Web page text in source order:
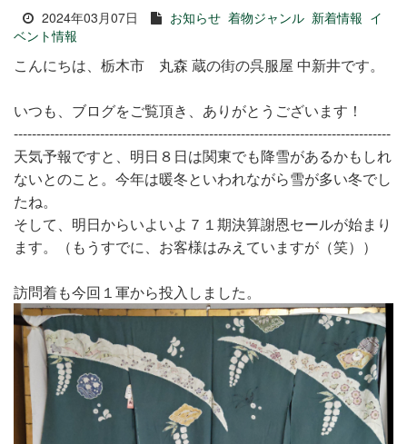
2024年03月07日 お知らせ 着物ジャンル 新着情報 イ
ベント情報
こんにちは、栃木市 丸森 蔵の街の呉服屋 中新井です。
いつも、ブログをご覧頂き、ありがとうございます！
-----------------------------------------------------------------------------------
天気予報ですと、明日８日は関東でも降雪があるかもしれ
ないとのこと。今年は暖冬といわれながら雪が多い冬でし
たね。
そして、明日からいよいよ７１期決算謝恩セールが始まり
ます。（もうすでに、お客様はみえていますが（笑））
訪問着も今回１軍から投入しました。